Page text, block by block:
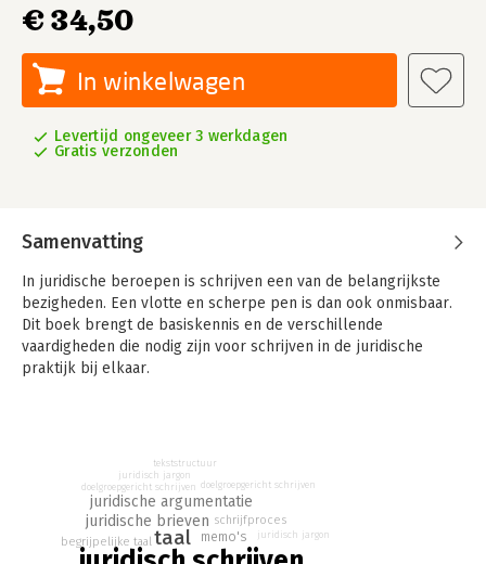
€ 34,50
In winkelwagen
Levertijd ongeveer 3 werkdagen
Gratis verzonden
Samenvatting
In juridische beroepen is schrijven een van de belangrijkste
bezigheden. Een vlotte en scherpe pen is dan ook onmisbaar.
Dit boek brengt de basiskennis en de verschillende
vaardigheden die nodig zijn voor schrijven in de juridische
praktijk bij elkaar.
- correct en toegankelijk taalgebruik.
De auteurs behandelen de meest voorkomende juridische
documenten: brieven, memo’s, adviezen, contracten en
processtukken. Daarnaast bespreken zij het schrijfproces, de
taal
juridische brieven
juridische argumentatie
memo's
schrijfproces
begrijpelijke taal
doelgroepgericht schrijven
juridisch jargon
tekststructuur
doelgroepgericht schrijven
juridisch jargon